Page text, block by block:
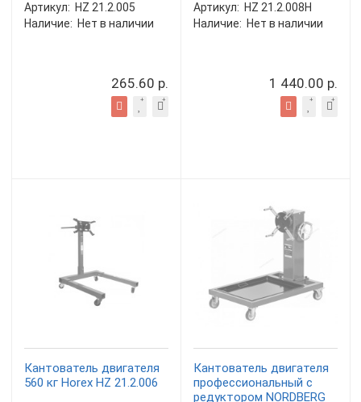
Артикул: HZ 21.2.005
Наличие: Нет в наличии
265.60 р.
Артикул: HZ 21.2.008H
Наличие: Нет в наличии
1 440.00 р.
Кантователь двигателя
560 кг Horex HZ 21.2.006
Кантователь двигателя
профессиональный с
редуктором NORDBERG